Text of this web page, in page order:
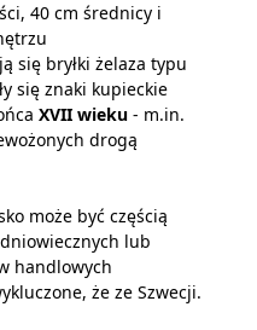
40 cm średnicy i
się bryłki żelaza typu
się znaki kupieckie
XVII wieku - m.in.
drogą
może być częścią
lub
handlowych
że ze Szwecji.